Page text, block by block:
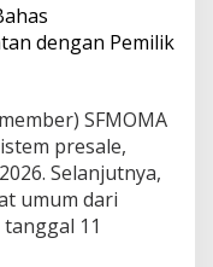
dengan Pemilik
SFMOMA
presale,
Selanjutnya,
umum dari
11